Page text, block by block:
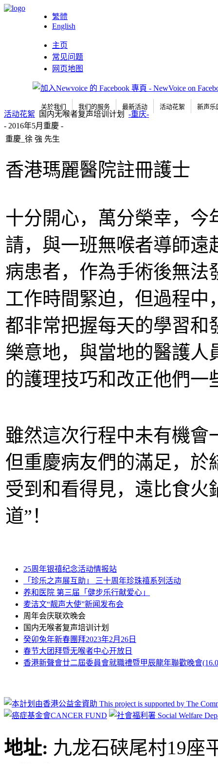
繁體
English
主页
常见问题
网页地图
关於我们 我们的服务 最新活动 活动花絮 新声乐
活动花絮 国内无喉者复声培训计划
-重庆-
- 2016年5月重慶 -
重慶_徐 強 先生
香港瑪麗醫院
十分開心，萬分榮幸，今
請，與一班無喉者導師遠
病患者，作為手術後無法
工作時間緊迫，但過程中
都非常把握每天的學習和
樂意地，與當地的醫護人
的護理技巧和改正他們
雖然這次行程中未有機會
但重慶病友們的滿足，於
受到和看得見，遠比食火
道”！
25周年银禧纪念活动情报站
「珍乐之声展互助」 三十周年珍珠禧系列活动
养和医院 第三届「健步乐行献爱心」
麦洁文“靓声大使”新闻发布会
周年会庆联欢晚会
国内无喉者复声培训计划
癸卯兔年新春團拜2023年2月26日
春节大团拜暨无喉者中心开放日
香港新聲會廿二屆委員會就職禮暨甲辰龍年聯歡晚會
地址: 九龙石硖尾村19座